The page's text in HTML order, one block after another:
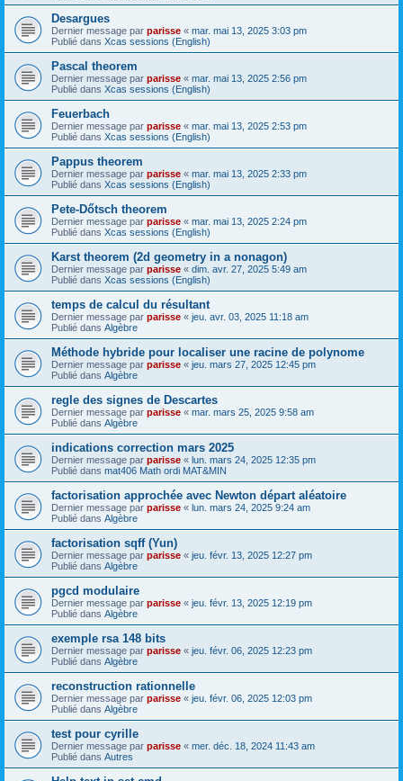
Desargues
Dernier message par parisse « mar. mai 13, 2025 3:03 pm
Publié dans Xcas sessions (English)
Pascal theorem
Dernier message par parisse « mar. mai 13, 2025 2:56 pm
Publié dans Xcas sessions (English)
Feuerbach
Dernier message par parisse « mar. mai 13, 2025 2:53 pm
Publié dans Xcas sessions (English)
Pappus theorem
Dernier message par parisse « mar. mai 13, 2025 2:33 pm
Publié dans Xcas sessions (English)
Pete-Dőtsch theorem
Dernier message par parisse « mar. mai 13, 2025 2:24 pm
Publié dans Xcas sessions (English)
Karst theorem (2d geometry in a nonagon)
Dernier message par parisse « dim. avr. 27, 2025 5:49 am
Publié dans Xcas sessions (English)
temps de calcul du résultant
Dernier message par parisse « jeu. avr. 03, 2025 11:18 am
Publié dans Algèbre
Méthode hybride pour localiser une racine de polynome
Dernier message par parisse « jeu. mars 27, 2025 12:45 pm
Publié dans Algèbre
regle des signes de Descartes
Dernier message par parisse « mar. mars 25, 2025 9:58 am
Publié dans Algèbre
indications correction mars 2025
Dernier message par parisse « lun. mars 24, 2025 12:35 pm
Publié dans mat406 Math ordi MAT&MIN
factorisation approchée avec Newton départ aléatoire
Dernier message par parisse « lun. mars 24, 2025 9:24 am
Publié dans Algèbre
factorisation sqff (Yun)
Dernier message par parisse « jeu. févr. 13, 2025 12:27 pm
Publié dans Algèbre
pgcd modulaire
Dernier message par parisse « jeu. févr. 13, 2025 12:19 pm
Publié dans Algèbre
exemple rsa 148 bits
Dernier message par parisse « jeu. févr. 06, 2025 12:23 pm
Publié dans Algèbre
reconstruction rationnelle
Dernier message par parisse « jeu. févr. 06, 2025 12:03 pm
Publié dans Algèbre
test pour cyrille
Dernier message par parisse « mer. déc. 18, 2024 11:43 am
Publié dans Autres